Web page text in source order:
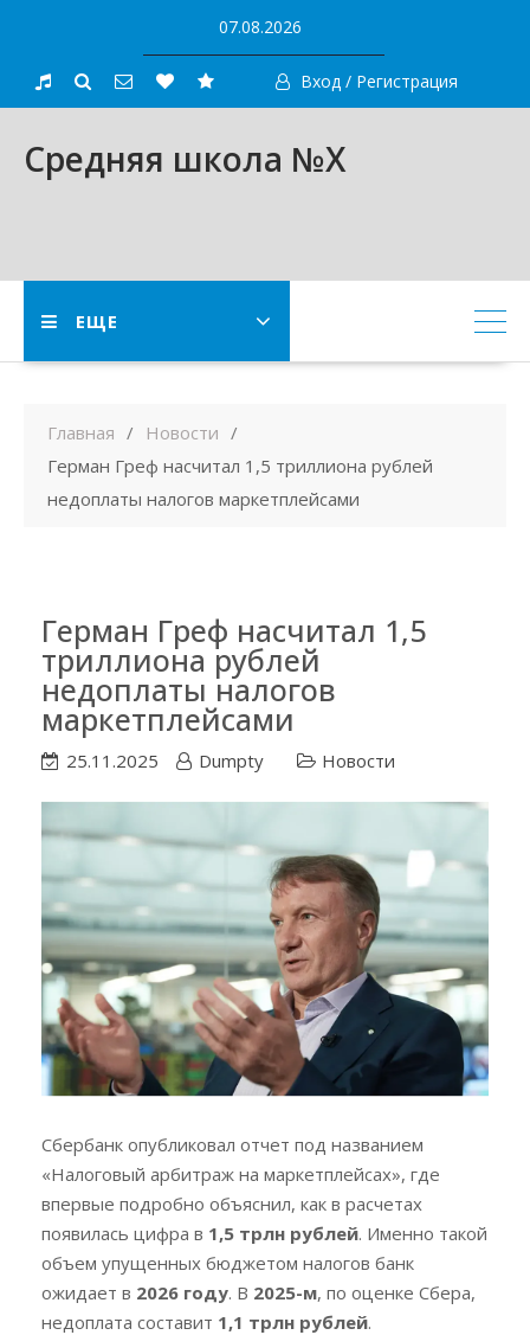
content
07.08.2026
Вход / Регистрация
Средняя школа №X
ЕЩЕ
Главная
Новости
Герман Греф насчитал 1,5 триллиона рублей
недоплаты налогов маркетплейсами
Герман Греф насчитал 1,5
триллиона рублей
недоплаты налогов
маркетплейсами
25.11.2025 Dumpty Новости
Сбербанк опубликовал отчет под названием
«Налоговый арбитраж на маркетплейсах», где
впервые подробно объяснил, как в расчетах
появилась цифра в 1,5 трлн рублей. Именно такой
объем упущенных бюджетом налогов банк
ожидает в 2026 году. В 2025-м, по оценке Сбера,
недоплата составит 1,1 трлн рублей.